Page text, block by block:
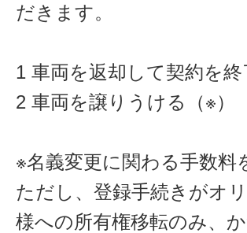
だきます。
1 車両を返却して契約を終
2 車両を譲りうける（※）
※名義変更に関わる手数
ただし、登録手続きがオ
様への所有権移転のみ、